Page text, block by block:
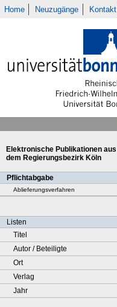
Home Neuzugänge Kontakt
Elektronische Publikationen aus
dem Regierungsbezirk Köln
Pflichtabgabe
Ablieferungsverfahren
Listen
Titel
Autor / Beteiligte
Ort
Verlag
Jahr